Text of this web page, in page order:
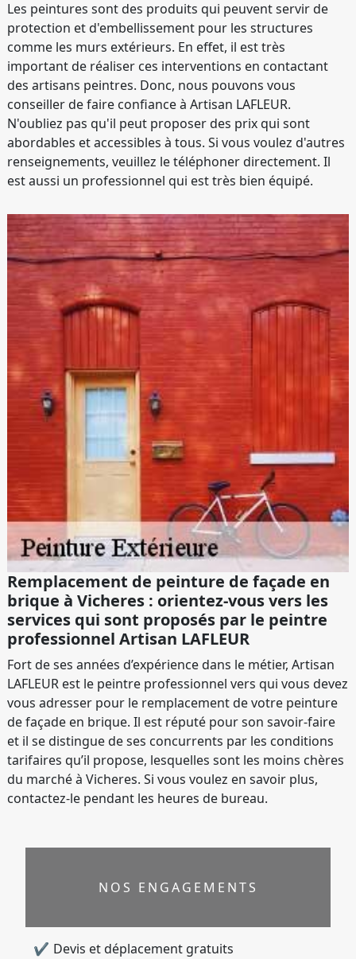
Les peintures sont des produits qui peuvent servir de
protection et d'embellissement pour les structures
comme les murs extérieurs. En effet, il est très
important de réaliser ces interventions en contactant
des artisans peintres. Donc, nous pouvons vous
conseiller de faire confiance à Artisan LAFLEUR.
N'oubliez pas qu'il peut proposer des prix qui sont
abordables et accessibles à tous. Si vous voulez d'autres
renseignements, veuillez le téléphoner directement. Il
est aussi un professionnel qui est très bien équipé.
Remplacement de peinture de façade en
brique à Vicheres : orientez-vous vers les
services qui sont proposés par le peintre
professionnel Artisan LAFLEUR
Fort de ses années d’expérience dans le métier, Artisan
LAFLEUR est le peintre professionnel vers qui vous devez
vous adresser pour le remplacement de votre peinture
de façade en brique. Il est réputé pour son savoir-faire
et il se distingue de ses concurrents par les conditions
tarifaires qu’il propose, lesquelles sont les moins chères
du marché à Vicheres. Si vous voulez en savoir plus,
contactez-le pendant les heures de bureau.
NOS ENGAGEMENTS
Devis et déplacement gratuits